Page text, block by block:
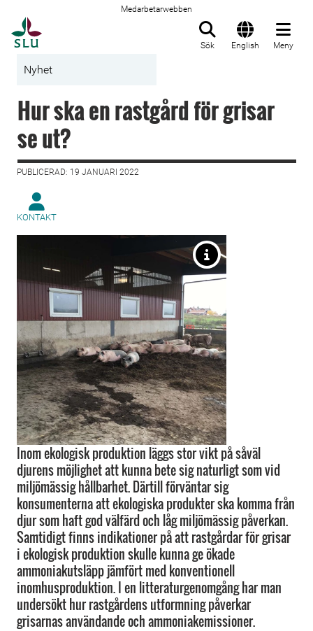
Medarbetarwebben
Sök English Meny
Nyhet
Hur ska en rastgård för grisar
se ut?
PUBLICERAD: 19 JANUARI 2022
KONTAKT
Inom ekologisk produktion läggs stor vikt på såväl
djurens möjlighet att kunna bete sig naturligt som vid
miljömässig hållbarhet. Därtill förväntar sig
konsumenterna att ekologiska produkter ska komma från
djur som haft god välfärd och låg miljömässig påverkan.
Samtidigt finns indikationer på att rastgårdar för grisar
i ekologisk produktion skulle kunna ge ökade
ammoniakutsläpp jämfört med konventionell
inomhusproduktion. I en litteraturgenomgång har man
undersökt hur rastgårdens utformning påverkar
grisarnas användande och ammoniakemissioner.